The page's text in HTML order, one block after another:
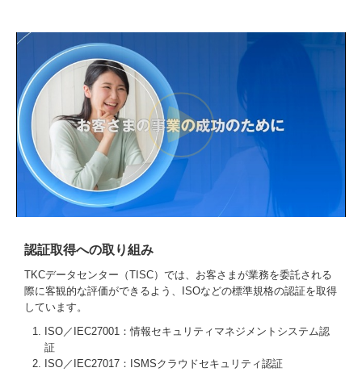
認証取得への取り組み
TKCデータセンター（TISC）では、お客さまが業務を委託される
際に客観的な評価ができるよう、ISOなどの標準規格の認証を取得
しています。
ISO／IEC27001：情報セキュリティマネジメントシステム認
証
ISO／IEC27017：ISMSクラウドセキュリティ認証